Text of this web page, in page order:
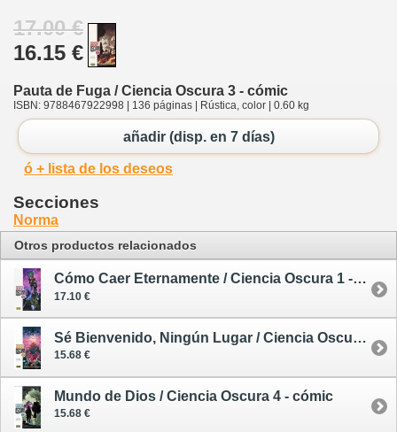
17.00 €
16.15 €
Pauta de Fuga / Ciencia Oscura 3 - cómic
ISBN: 9788467922998 | 136 páginas | Rústica, color | 0.60 kg
añadir (disp. en 7 días)
ó + lista de los deseos
Secciones
Norma
Otros productos relacionados
Cómo Caer Eternamente / Ciencia Oscura 1 - cómic
17.10 €
Sé Bienvenido, Ningún Lugar / Ciencia Oscura 2 - cómic
15.68 €
Mundo de Dios / Ciencia Oscura 4 - cómic
15.68 €